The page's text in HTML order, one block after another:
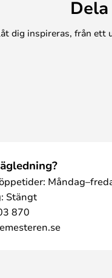
dig inspireras, från ett
Stängt
870